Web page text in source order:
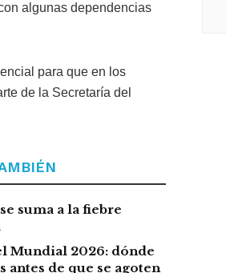
algunas dependencias
para que en los
de la Secretaría del
suma a la fiebre
Mundial 2026: dónde
antes de que se agoten